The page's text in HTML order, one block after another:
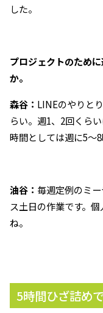
した。
――プロジェクトのため
か。
森谷： LINEのやりと
らい。週1、2回くら
時間としては週に5～
油谷： 毎週定例のミ
ス土日の作業です。
ね。
5時間ひざ詰め